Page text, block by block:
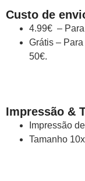
Custo de
4.99€ –
Grátis –
50€.
Impressão &
Impressão
Tamanho